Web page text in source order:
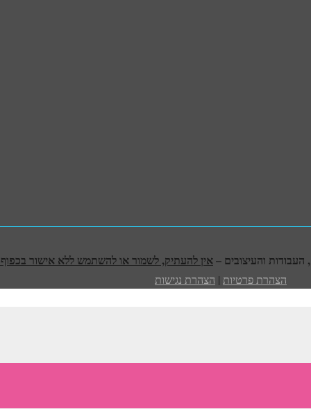
אין להעתיק, לשמור או להשתמש ללא אישור בכפוף
הצהרת פרטיות | הצהרת נגישות